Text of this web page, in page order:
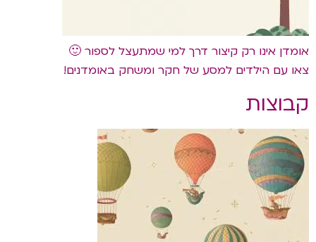
אומדן אינו רק קיצור דרך למי שמתעצל לספור 🙂
צאו עם הילדים למסע של חקר ומשחק באומדנים!
קבוצות